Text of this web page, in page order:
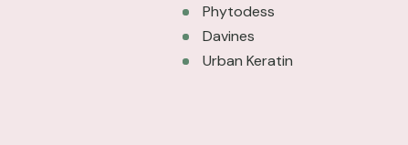
Phytodess
Davines
Urban Keratin